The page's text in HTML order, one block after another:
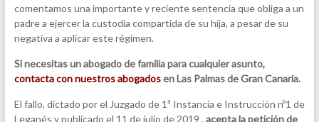
comentamos una importante y reciente sentencia que obliga a un
padre a ejercer la custodia compartida de su hija, a pesar de su
negativa a aplicar este régimen.
Si necesitas un abogado de familia para cualquier asunto,
contacta con nuestros abogadosen Las Palmas de Gran Canaria.
El fallo, dictado por el Juzgado de 1ª Instancia e Instrucción nº1 de
Leganés y publicado el 11 de julio de 2019 , acepta la petición de